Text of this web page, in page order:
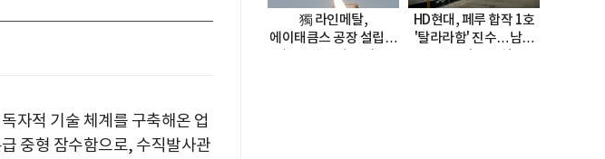
자적 기술 체계를 구축해온 업
중형 잠수함으로, 수직발사관
獨 라인메탈,
에이태큼스 공장 설립…
HD현대, 페루 합작 1호
'탈라라함' 진수…남미